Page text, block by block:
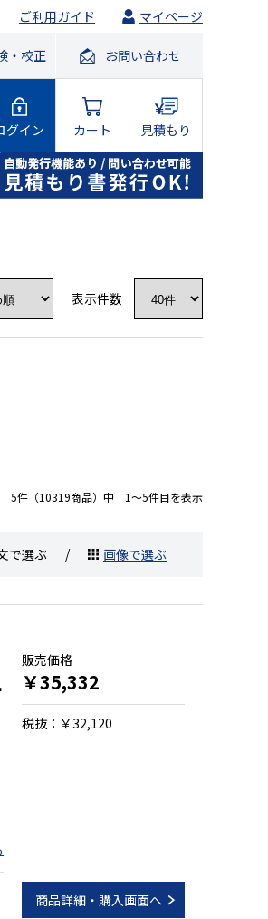
ご利用ガイド マイページ
・校正 お問い合わせ
グイン カート 見積もり
表示件数
5件（10319商品）中 1～5件目を表示
で選ぶ 画像で選ぶ
販売価格
￥35,332
税抜：￥32,120
商品詳細・購入画面へ